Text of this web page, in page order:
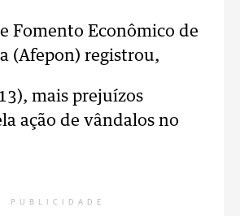
Fomento Econômico de
(Afepon) registrou,
mais prejuízos
ação de vândalos no
PUBLICIDADE